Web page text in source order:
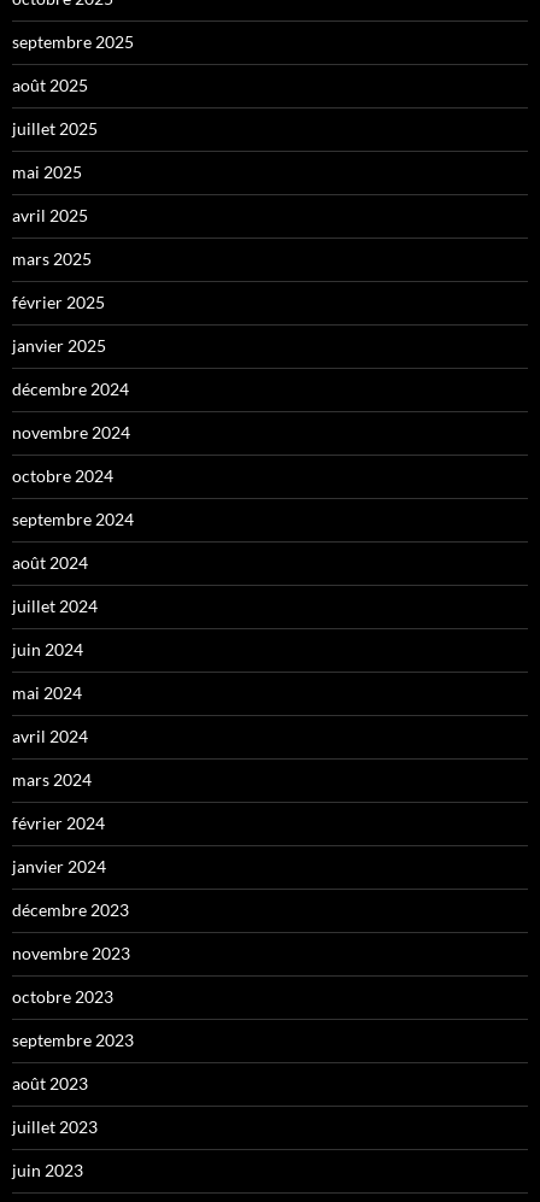
septembre 2025
août 2025
juillet 2025
mai 2025
avril 2025
mars 2025
février 2025
janvier 2025
décembre 2024
novembre 2024
octobre 2024
septembre 2024
août 2024
juillet 2024
juin 2024
mai 2024
avril 2024
mars 2024
février 2024
janvier 2024
décembre 2023
novembre 2023
octobre 2023
septembre 2023
août 2023
juillet 2023
juin 2023